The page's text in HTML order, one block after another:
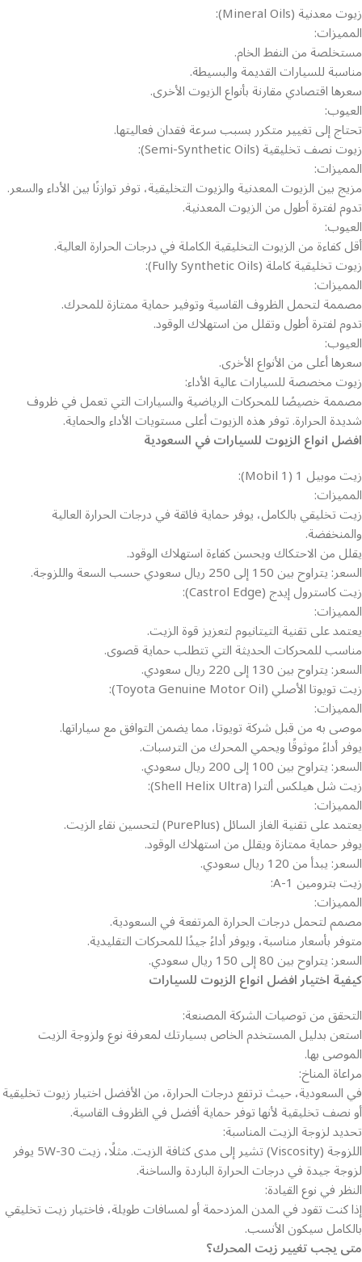
زيوت معدنية (Mineral Oils):
المميزات:
مستخلصة من النفط الخام.
مناسبة للسيارات القديمة والبسيطة.
سعرها اقتصادي مقارنة بأنواع الزيوت الأخرى.
العيوب:
تحتاج إلى تغيير متكرر بسبب سرعة فقدان فعاليتها.
زيوت نصف تخليقية (Semi-Synthetic Oils):
المميزات:
مزيج بين الزيوت المعدنية والزيوت التخليقية، توفر توازنًا بين الأداء والسعر.
تدوم لفترة أطول من الزيوت المعدنية.
العيوب:
أقل كفاءة من الزيوت التخليقية الكاملة في درجات الحرارة العالية.
زيوت تخليقية كاملة (Fully Synthetic Oils):
المميزات:
مصممة لتحمل الظروف القاسية وتوفير حماية ممتازة للمحرك.
تدوم لفترة أطول وتقلل من استهلاك الوقود.
العيوب:
سعرها أعلى من الأنواع الأخرى.
زيوت مخصصة للسيارات عالية الأداء:
مصممة خصيصًا للمحركات الرياضية والسيارات التي تعمل في ظروف
شديدة الحرارة. توفر هذه الزيوت أعلى مستويات الأداء والحماية.
افضل انواع الزيوت للسيارات في السعودية
زيت موبيل 1 (Mobil 1):
المميزات:
زيت تخليقي بالكامل، يوفر حماية فائقة في درجات الحرارة العالية
والمنخفضة.
يقلل من الاحتكاك ويحسن كفاءة استهلاك الوقود.
السعر: يتراوح بين 150 إلى 250 ريال سعودي حسب السعة واللزوجة.
زيت كاسترول إيدج (Castrol Edge):
المميزات:
يعتمد على تقنية التيتانيوم لتعزيز قوة الزيت.
مناسب للمحركات الحديثة التي تتطلب حماية قصوى.
السعر: يتراوح بين 130 إلى 220 ريال سعودي.
زيت تويوتا الأصلي (Toyota Genuine Motor Oil):
المميزات:
موصى به من قبل شركة تويوتا، مما يضمن التوافق مع سياراتها.
يوفر أداءً موثوقًا ويحمي المحرك من الترسبات.
السعر: يتراوح بين 100 إلى 200 ريال سعودي.
زيت شل هيلكس ألترا (Shell Helix Ultra):
المميزات:
يعتمد على تقنية الغاز السائل (PurePlus) لتحسين نقاء الزيت.
يوفر حماية ممتازة ويقلل من استهلاك الوقود.
السعر: يبدأ من 120 ريال سعودي.
زيت بترومين A-1:
المميزات:
مصمم لتحمل درجات الحرارة المرتفعة في السعودية.
متوفر بأسعار مناسبة، ويوفر أداءً جيدًا للمحركات التقليدية.
السعر: يتراوح بين 80 إلى 150 ريال سعودي.
كيفية اختيار افضل انواع الزيوت للسيارات
التحقق من توصيات الشركة المصنعة:
استعن بدليل المستخدم الخاص بسيارتك لمعرفة نوع ولزوجة الزيت
الموصى بها.
مراعاة المناخ:
في السعودية، حيث ترتفع درجات الحرارة، من الأفضل اختيار زيوت تخليقية
أو نصف تخليقية لأنها توفر حماية أفضل في الظروف القاسية.
تحديد لزوجة الزيت المناسبة:
اللزوجة (Viscosity) تشير إلى مدى كثافة الزيت. مثلًا، زيت 5W-30 يوفر
لزوجة جيدة في درجات الحرارة الباردة والساخنة.
النظر في نوع القيادة:
إذا كنت تقود في المدن المزدحمة أو لمسافات طويلة، فاختيار زيت تخليقي
بالكامل سيكون الأنسب.
متى يجب تغيير زيت المحرك؟